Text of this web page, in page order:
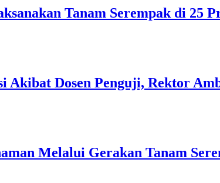
Tanam Serempak di 25
Akibat Dosen Penguji, Rektor
Melalui Gerakan Tanam